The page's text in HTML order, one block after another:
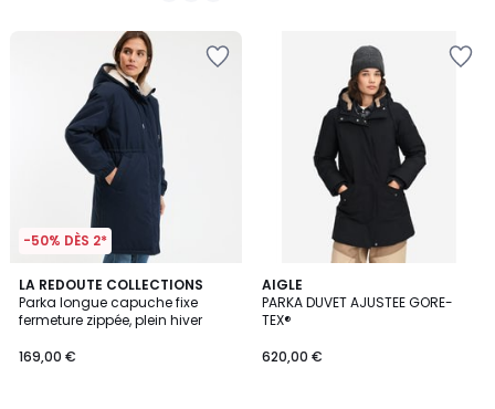
-50% DÈS 2*
LA REDOUTE COLLECTIONS
Parka longue capuche fixe
fermeture zippée, plein hiver
169,00 €
4,3
/ 5
AIGLE
PARKA DUVET AJUSTEE GORE-
TEX®
620,00 €